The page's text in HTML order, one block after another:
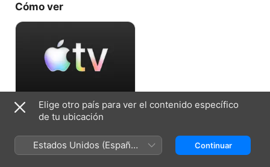
Cómo ver
Aceptar prueba gratuita
7 días gratis, luego USD 6,99 al mes.
Elige otro país para ver el contenido específico
de tu ubicación
Estados Unidos (Español
México)
Continuar